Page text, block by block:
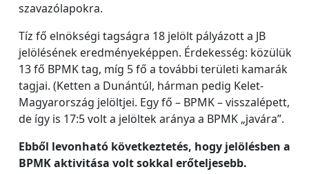
szavazólapokra.
Tíz fő elnökségi tagságra 18 jelölt pályázott a JB
jelölésének eredményeképpen. Érdekesség: közülük
13 fő BPMK tag, míg 5 fő a további területi kamarák
tagjai. (Ketten a Dunántúl, hárman pedig Kelet-
Magyarország jelöltjei. Egy fő – BPMK – visszalépett,
de így is 17:5 volt a jelöltek aránya a BPMK „javára”.
Ebből levonható következtetés, hogy jelölésben a
BPMK aktivitása volt sokkal erőteljesebb.